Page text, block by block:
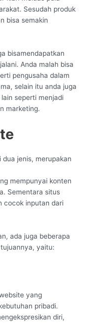
Sesudah produk
bisa semakin
bisamendapatkan
Anda malah bisa
pengusaha dalam
selain itu anda juga
seperti menjadi
marketing.
jenis, merupakan
mempunyai konten
Sementara situs
cocok inputan dari
ada juga beberapa
yaitu:
yang
pribadi.
diri,